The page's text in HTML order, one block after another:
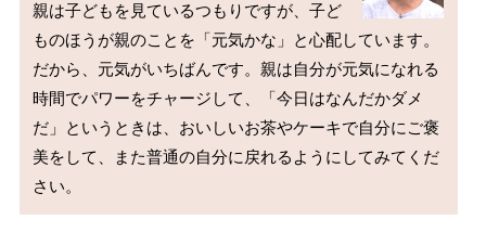
親は子どもを見ているつもりですが、子ど
ものほうが親のことを「元気かな」と心配しています。
だから、元気がいちばんです。親は自分が元気になれる
時間でパワーをチャージして、「今日はなんだかダメ
だ」というときは、おいしいお茶やケーキで自分にご褒
美をして、また普通の自分に戻れるようにしてみてくだ